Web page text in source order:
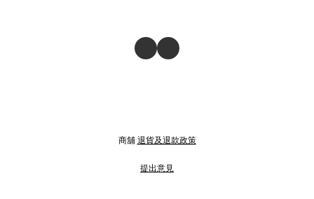
商舖 退貨及退款政策
提出意見